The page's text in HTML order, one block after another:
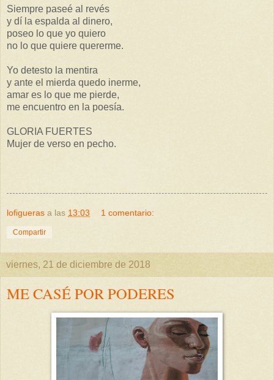
Siempre paseé al revés
y dí la espalda al dinero,
poseo lo que yo quiero
no lo que quiere quererme.
Yo detesto la mentira
y ante el mierda quedo inerme,
amar es lo que me pierde,
me encuentro en la poesía.
GLORIA FUERTES
Mujer de verso en pecho.
lofigueras a las 13:03 1 comentario:
Compartir
viernes, 21 de diciembre de 2018
ME CASÉ POR PODERES